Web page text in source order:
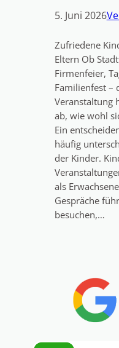
5. Juni 2026
Zufriedene
Eltern Ob
Firmenfeier,
Familienfest –
Veranstaltung
ab, wie wohl
Ein
häufig
der Kinder.
als
Gespräche
besuchen,…